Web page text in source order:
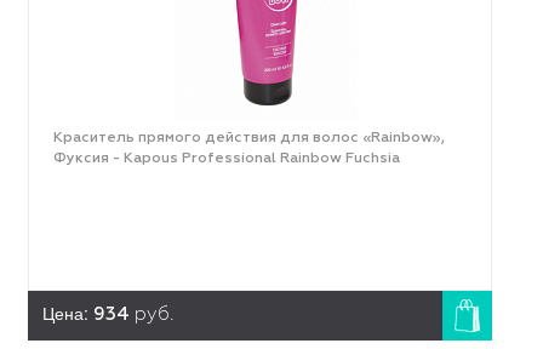
Краситель прямого действия для волос «Rainbow»,
Фуксия - Kapous Professional Rainbow Fuchsia
Цена: 934 руб.